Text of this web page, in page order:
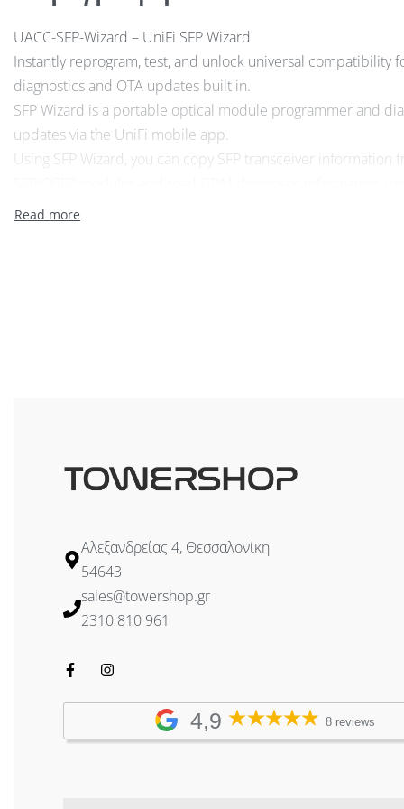
UACC-SFP-Wizard – UniFi SFP Wizard
Instantly reprogram, test, and unlock universal
diagnostics and OTA updates built in.
SFP Wizard is a portable optical module programmer and
updates via the UniFi mobile app.
Using SFP Wizard, you can copy SFP transceiver
for a link check.
Buttons : Power button
Operating Temperature : 0 to 40° C
Software Requirements : UniFi iOS 10.29.1+ / Android
Compliance : NDAA Compliant, FCC, IC, CE
Αλεξανδρείας 4, Θεσσαλονίκη
54643
sales@towershop.gr
2310 810 961
4,9 8 reviews